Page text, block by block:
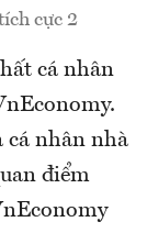
cực 2
cá nhân
cá nhân nhà
điểm